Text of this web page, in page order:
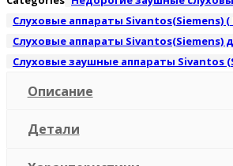
Слуховые аппараты Sivantos(Siemens)
Слуховые аппараты Sivantos(Siemens)
Слуховые заушные аппараты Sivantos
Описание
Детали